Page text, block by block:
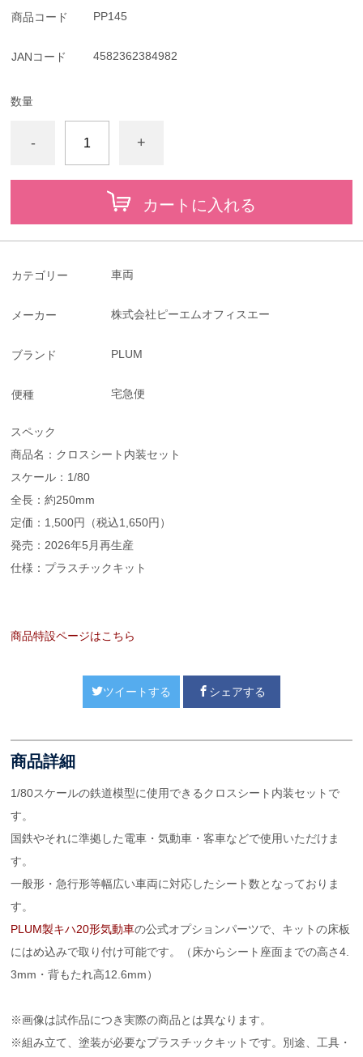
商品コード PP145
JANコード 4582362384982
数量
- +
カートに入れる
カテゴリー 車両
メーカー 株式会社ピーエムオフィスエー
ブランド PLUM
便種 宅急便
スペック
商品名：クロスシート内装セット
スケール：1/80
全長：約250mm
定価：1,500円（税込1,650円）
発売：2026年5月再生産
仕様：プラスチックキット
商品特設ページはこちら
ツイートする シェアする
商品詳細
1/80スケールの鉄道模型に使用できるクロスシート内装セットで
す。
国鉄やそれに準拠した電車・気動車・客車などで使用いただけま
す。
一般形・急行形等幅広い車両に対応したシート数となっておりま
す。
PLUM製キハ20形気動車の公式オプションパーツで、キットの床板
にはめ込みで取り付け可能です。（床からシート座面までの高さ4.
3mm・背もたれ高12.6mm）
※画像は試作品につき実際の商品とは異なります。
※組み立て、塗装が必要なプラスチックキットです。別途、工具・